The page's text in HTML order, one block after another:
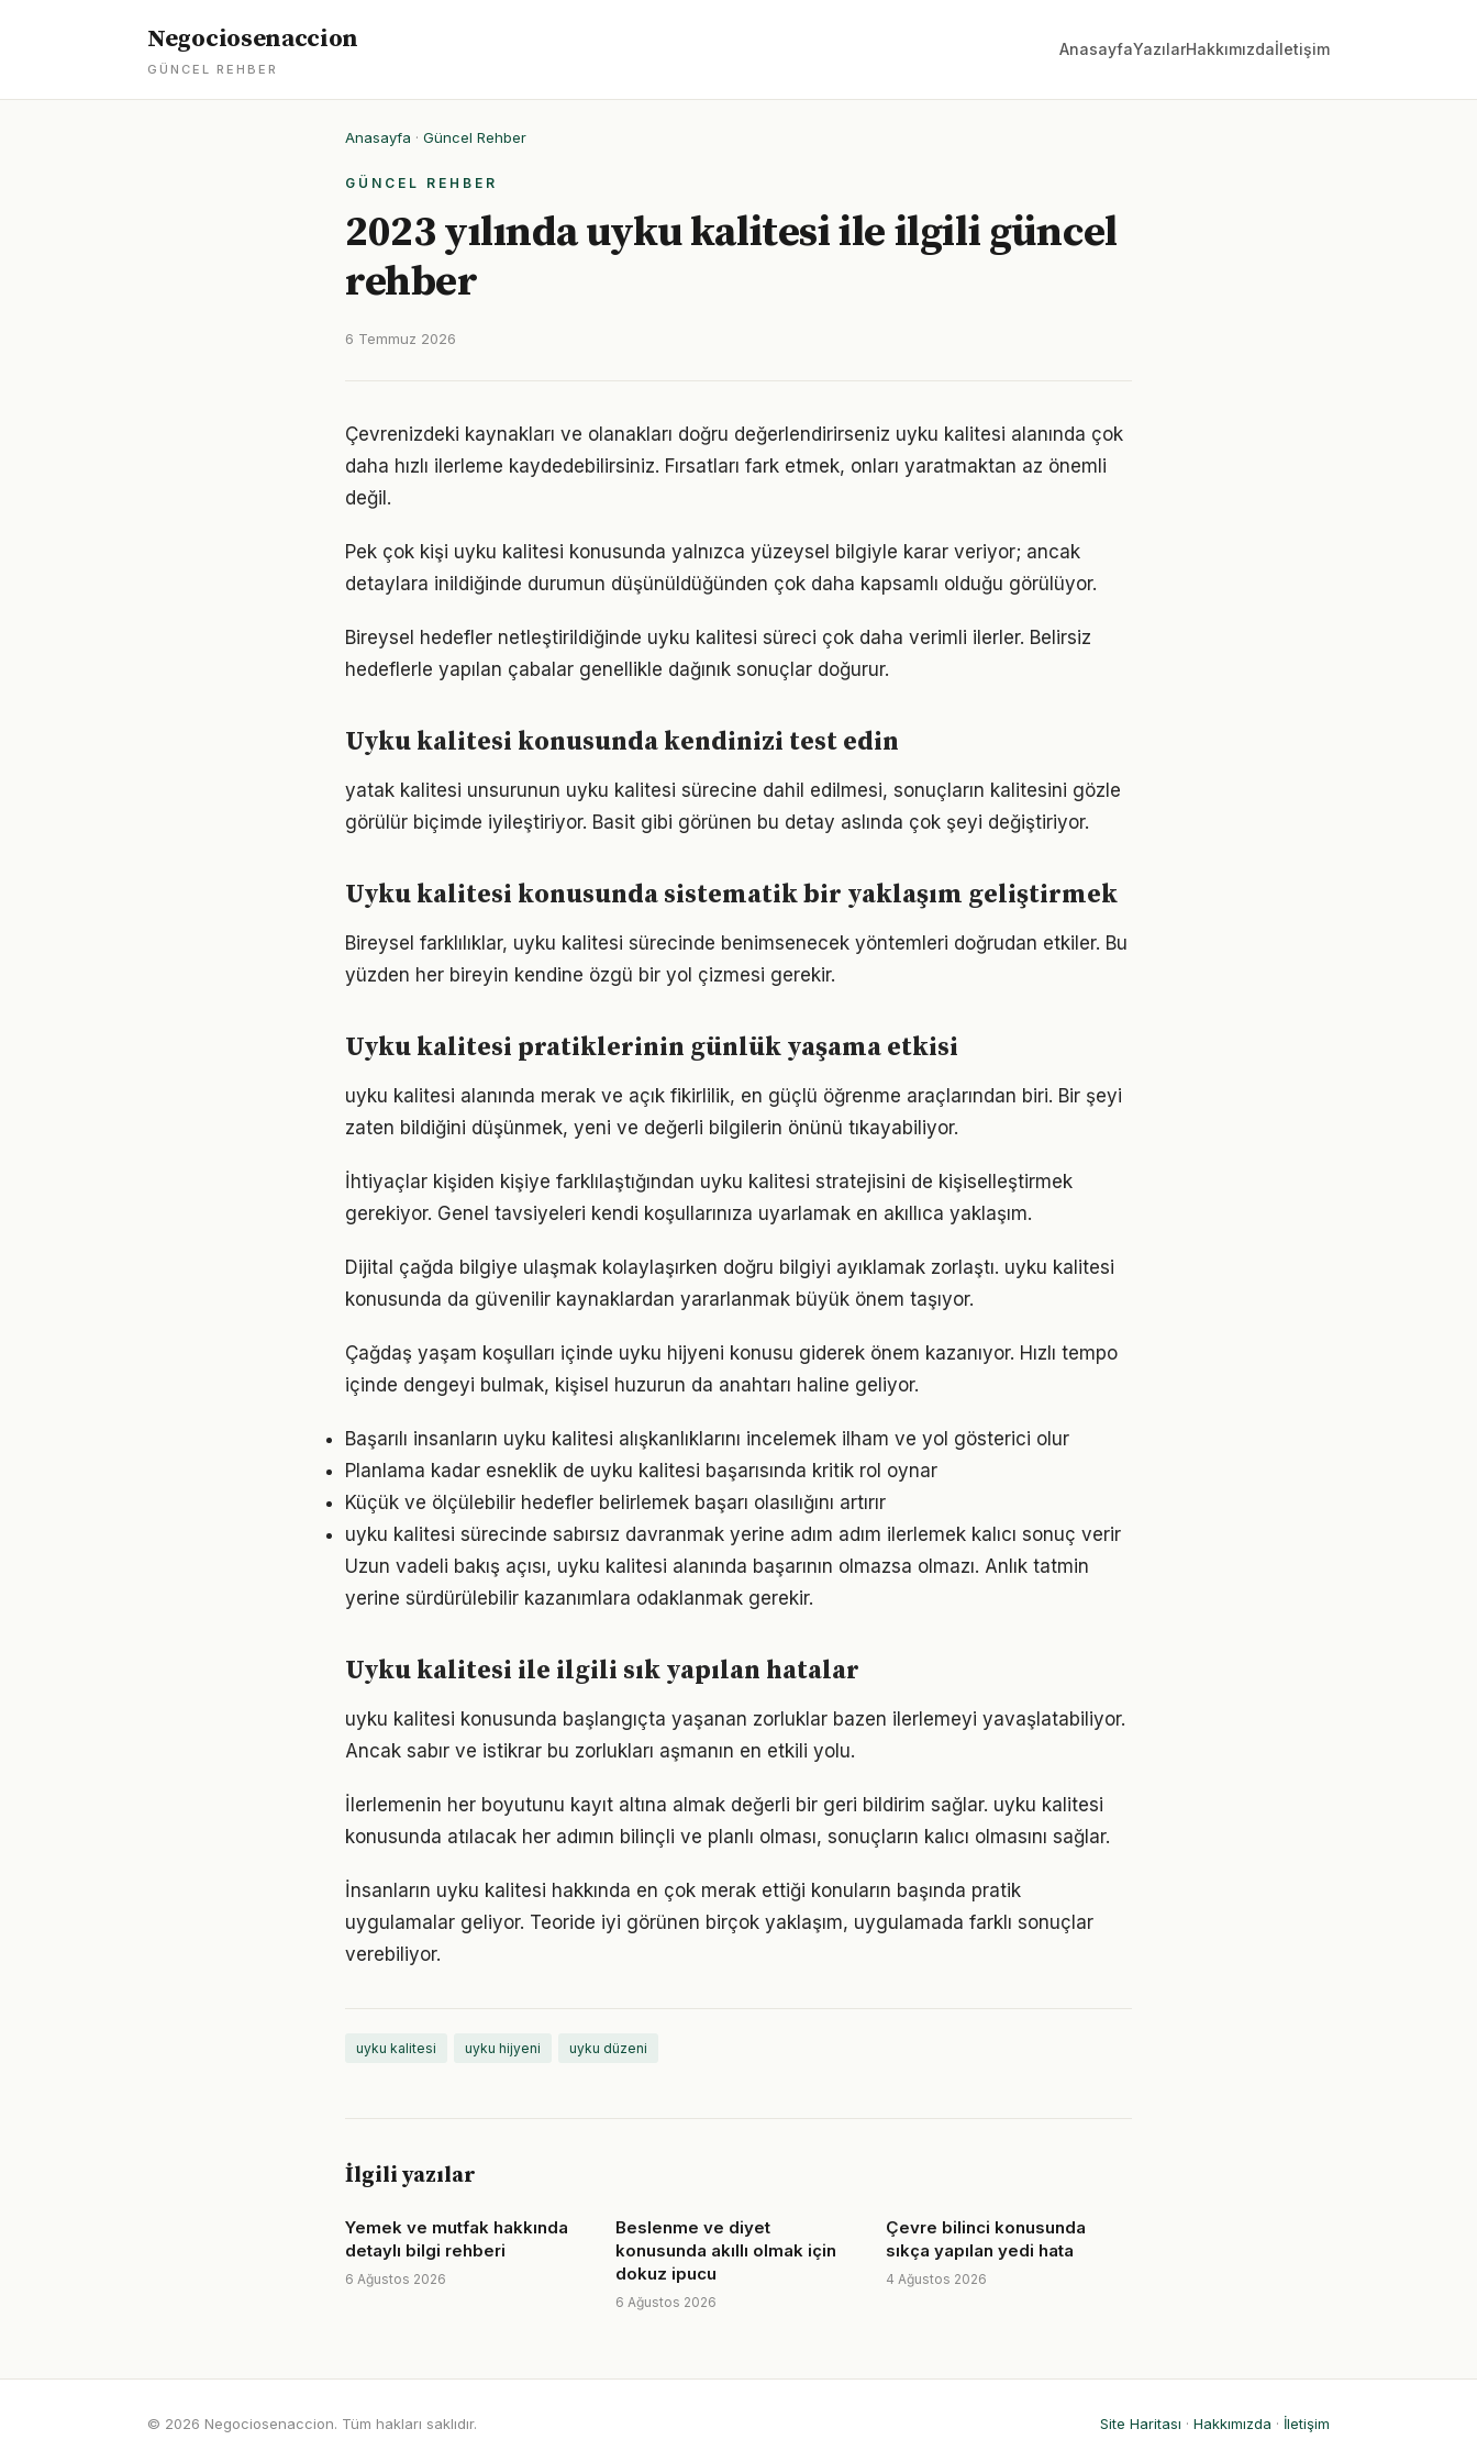
Negociosenaccion
GÜNCEL REHBER
AnasayfaYazılarHakkımızdaİletişim
Anasayfa · Güncel Rehber
GÜNCEL REHBER
2023 yılında uyku kalitesi ile ilgili güncel
rehber
6 Temmuz 2026
Çevrenizdeki kaynakları ve olanakları doğru değerlendirirseniz uyku kalitesi alanında çok
daha hızlı ilerleme kaydedebilirsiniz. Fırsatları fark etmek, onları yaratmaktan az önemli
değil.
Pek çok kişi uyku kalitesi konusunda yalnızca yüzeysel bilgiyle karar veriyor; ancak
detaylara inildiğinde durumun düşünüldüğünden çok daha kapsamlı olduğu görülüyor.
Bireysel hedefler netleştirildiğinde uyku kalitesi süreci çok daha verimli ilerler. Belirsiz
hedeflerle yapılan çabalar genellikle dağınık sonuçlar doğurur.
Uyku kalitesi konusunda kendinizi test edin
yatak kalitesi unsurunun uyku kalitesi sürecine dahil edilmesi, sonuçların kalitesini gözle
görülür biçimde iyileştiriyor. Basit gibi görünen bu detay aslında çok şeyi değiştiriyor.
Uyku kalitesi konusunda sistematik bir yaklaşım geliştirmek
Bireysel farklılıklar, uyku kalitesi sürecinde benimsenecek yöntemleri doğrudan etkiler. Bu
yüzden her bireyin kendine özgü bir yol çizmesi gerekir.
Uyku kalitesi pratiklerinin günlük yaşama etkisi
uyku kalitesi alanında merak ve açık fikirlilik, en güçlü öğrenme araçlarından biri. Bir şeyi
zaten bildiğini düşünmek, yeni ve değerli bilgilerin önünü tıkayabiliyor.
İhtiyaçlar kişiden kişiye farklılaştığından uyku kalitesi stratejisini de kişiselleştirmek
gerekiyor. Genel tavsiyeleri kendi koşullarınıza uyarlamak en akıllıca yaklaşım.
Dijital çağda bilgiye ulaşmak kolaylaşırken doğru bilgiyi ayıklamak zorlaştı. uyku kalitesi
konusunda da güvenilir kaynaklardan yararlanmak büyük önem taşıyor.
Çağdaş yaşam koşulları içinde uyku hijyeni konusu giderek önem kazanıyor. Hızlı tempo
içinde dengeyi bulmak, kişisel huzurun da anahtarı haline geliyor.
Başarılı insanların uyku kalitesi alışkanlıklarını incelemek ilham ve yol gösterici olur
Planlama kadar esneklik de uyku kalitesi başarısında kritik rol oynar
Küçük ve ölçülebilir hedefler belirlemek başarı olasılığını artırır
uyku kalitesi sürecinde sabırsız davranmak yerine adım adım ilerlemek kalıcı sonuç verir
Uzun vadeli bakış açısı, uyku kalitesi alanında başarının olmazsa olmazı. Anlık tatmin
yerine sürdürülebilir kazanımlara odaklanmak gerekir.
Uyku kalitesi ile ilgili sık yapılan hatalar
uyku kalitesi konusunda başlangıçta yaşanan zorluklar bazen ilerlemeyi yavaşlatabiliyor.
Ancak sabır ve istikrar bu zorlukları aşmanın en etkili yolu.
İlerlemenin her boyutunu kayıt altına almak değerli bir geri bildirim sağlar. uyku kalitesi
konusunda atılacak her adımın bilinçli ve planlı olması, sonuçların kalıcı olmasını sağlar.
İnsanların uyku kalitesi hakkında en çok merak ettiği konuların başında pratik
uygulamalar geliyor. Teoride iyi görünen birçok yaklaşım, uygulamada farklı sonuçlar
verebiliyor.
uyku kalitesi uyku hijyeni uyku düzeni
İlgili yazılar
Yemek ve mutfak hakkında
detaylı bilgi rehberi
6 Ağustos 2026
Beslenme ve diyet
konusunda akıllı olmak için
dokuz ipucu
6 Ağustos 2026
Çevre bilinci konusunda
sıkça yapılan yedi hata
4 Ağustos 2026
© 2026 Negociosenaccion. Tüm hakları saklıdır. Site Haritası · Hakkımızda · İletişim